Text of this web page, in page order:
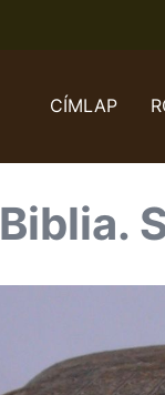
CÍMLAP
Biblia.